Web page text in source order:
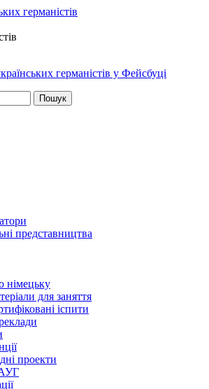
германістів у Фейсбуці
Пошук
представництва
німецьку
для заняття
іспити
проекти